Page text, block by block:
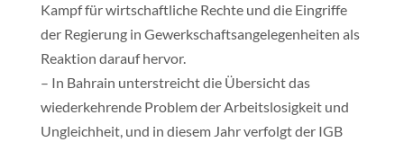
Kampf für wirtschaftliche Rechte und die Eingriffe
der Regierung in Gewerkschaftsangelegenheiten als
Reaktion darauf hervor.
– In Bahrain unterstreicht die Übersicht das
wiederkehrende Problem der Arbeitslosigkeit und
Ungleichheit, und in diesem Jahr verfolgt der IGB